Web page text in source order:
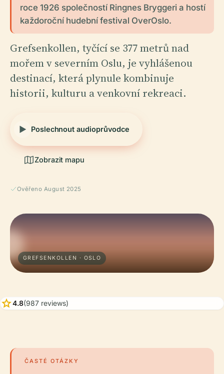
roce 1926 společností Ringnes Bryggeri a hostí
každoroční hudební festival OverOslo.
Grefsenkollen, tyčící se 377 metrů nad
mořem v severním Oslu, je vyhlášenou
destinací, která plynule kombinuje
historii, kulturu a venkovní rekreaci.
Poslechnout audioprůvodce
Zobrazit mapu
Ověřeno August 2025
GREFSENKOLLEN · OSLO
star4.8(987 reviews)
ČASTÉ OTÁZKY